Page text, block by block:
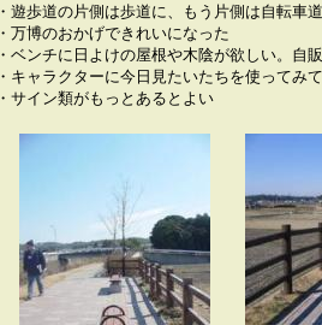
・遊歩道の片側は歩道に、もう片側は自転車
・万博のおかげできれいになった
・ベンチに日よけの屋根や木陰が欲しい。自
・キャラクターに今日見たいたちを使ってみ
・サイン類がもっとあるとよい